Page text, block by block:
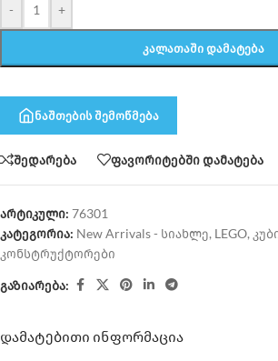
- +
ᲙᲐᲚᲐᲗᲐᲨᲘ ᲓᲐᲛᲐᲢᲔᲑᲐ
ნაშთების შემოწმება
შედარება ფავორიტებში დამატება
არტიკული: 76301
კატეგორია: New Arrivals - სიახლე, LEGO,
კონსტრუქტორები
გაზიარება:
დამატებითი ინფორმაცია